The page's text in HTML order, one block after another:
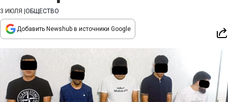
3 ИЮЛЯ ОБЩЕСТВО
Добавить Newshub в источники Google